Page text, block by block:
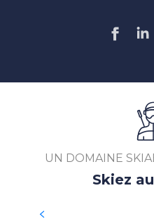
UN DOMAINE
Skiez